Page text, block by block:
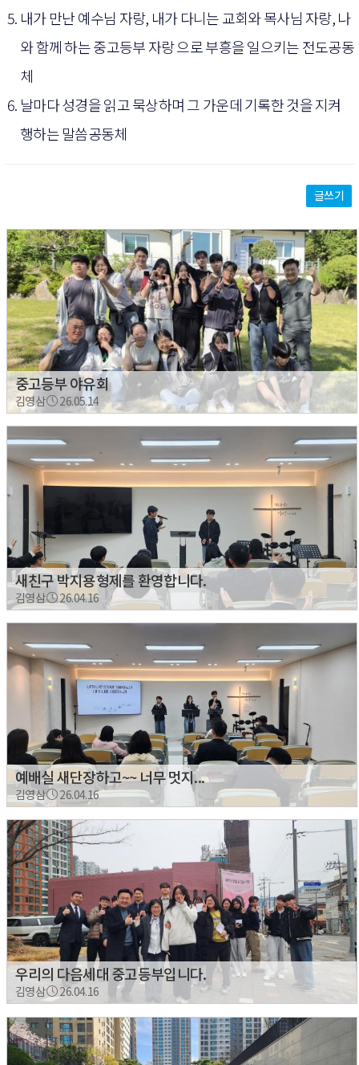
내가 만난 예수님 자랑, 내가 다니는 교회와 목사님 자랑, 나
와 함께 하는 중고등부 자랑 으로 부흥을 일으키는 전도공동
체
날마다 성경을 읽고 묵상하며 그 가운데 기록한 것을 지켜
행하는 말씀공동체
글쓰기
중고등부 야유회
김영삼 26.05.14
새친구 박지용형제를 환영합니다.
김영삼 26.04.16
예배실 새단장하고~~ 너무 멋지...
김영삼 26.04.16
우리의 다음세대 중고등부입니다.
김영삼 26.04.16